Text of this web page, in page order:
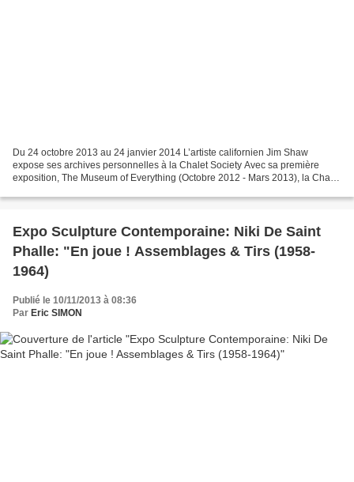
Du 24 octobre 2013 au 24 janvier 2014 L’artiste californien Jim Shaw
expose ses archives personnelles à la Chalet Society Avec sa première
exposition, The Museum of Everything (Octobre 2012 - Mars 2013), la Chalet
Expo Sculpture Contemporaine: Niki De Saint
Phalle: "En joue ! Assemblages & Tirs (1958-
1964)
Publié le 10/11/2013 à 08:36
Par Eric SIMON